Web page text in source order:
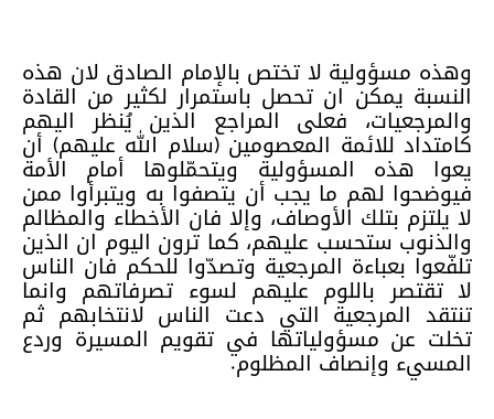
وهذه مسؤولية لا تختص بالإمام الصادق لان هذه
النسبة يمكن ان تحصل باستمرار لكثير من القادة
والمرجعيات، فعلى المراجع الذين يُنظر اليهم
كامتداد للائمة المعصومين (سلام الله عليهم) أن
يعوا هذه المسؤولية ويتحمّلوها أمام الأمة
فيوضحوا لهم ما يجب أن يتصفوا به ويتبرأوا ممن
لا يلتزم بتلك الأوصاف، وإلا فان الأخطاء والمظالم
والذنوب ستحسب عليهم، كما ترون اليوم ان الذين
تلفّعوا بعباءة المرجعية وتصدّوا للحكم فان الناس
لا تقتصر باللوم عليهم لسوء تصرفاتهم وانما
تنتقد المرجعية التي دعت الناس لانتخابهم ثم
تخلت عن مسؤولياتها في تقويم المسيرة وردع
المسيء وإنصاف المظلوم.